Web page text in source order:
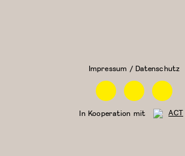
Impressum / Datenschutz
FacebookInstagramLinkedin
In Kooperation mit